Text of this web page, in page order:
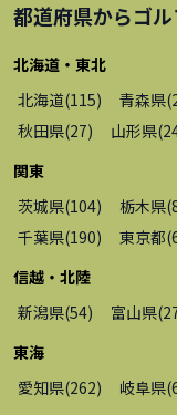
都道府県からゴ
北海道・東北
北海道(115) 青森県(
秋田県(27) 山形県(
関東
茨城県(104) 栃木県(
千葉県(190) 東京都(
信越・北陸
新潟県(54) 富山県(
東海
愛知県(262) 岐阜県(